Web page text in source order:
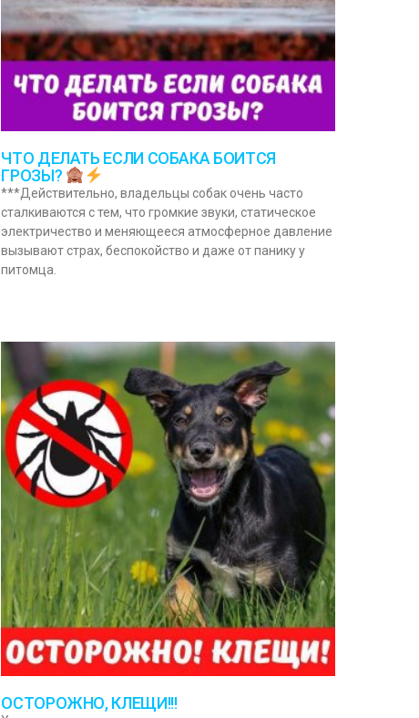
ЧТО ДЕЛАТЬ ЕСЛИ СОБАКА БОИТСЯ
ГРОЗЫ?
***Действительно, владельцы собак очень часто
сталкиваются с тем, что громкие звуки, статическое
электричество и меняющееся атмосферное давление
вызывают страх, беспокойство и даже от панику у
питомца.
ОСТОРОЖНО, КЛЕЩИ!!!